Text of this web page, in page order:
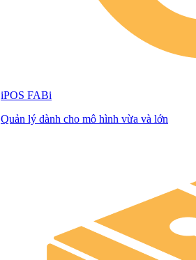
iPOS FABi
Quản lý dành cho mô hình vừa và lớn